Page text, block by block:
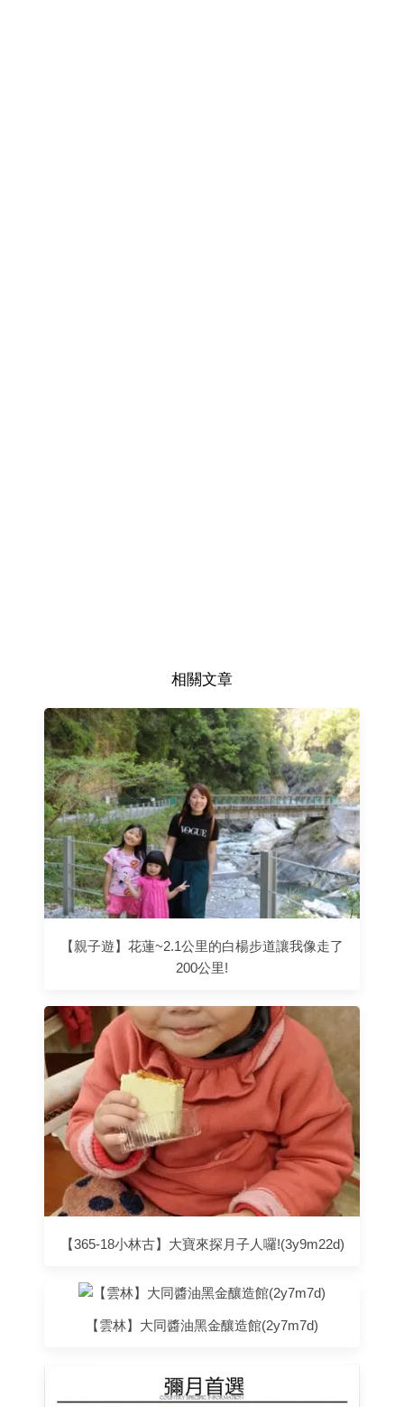
相關文章
【親子遊】花蓮~2.1公里的白楊步道讓我像走了
200公里!
【365-18小林古】大寶來探月子人囉!(3y9m22d)
【雲林】大同醬油黑金釀造館(2y7m7d)